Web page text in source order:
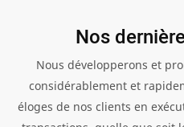
Nos
Nous développerons et
considérablement et
éloges de nos clients en